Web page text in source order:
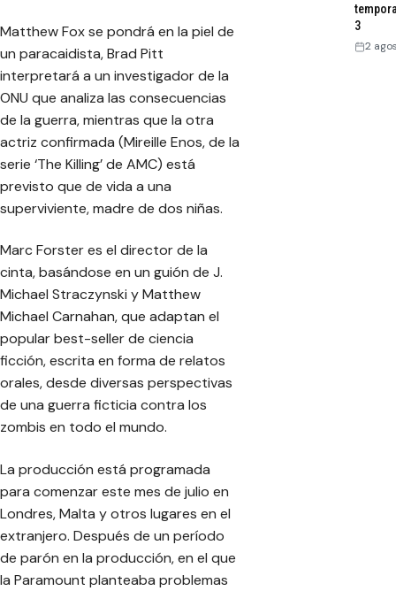
Matthew Fox se pondrá en la piel de
un paracaidista, Brad Pitt
interpretará a un investigador de la
ONU que analiza las consecuencias
de la guerra, mientras que la otra
actriz confirmada (Mireille Enos, de la
serie ‘The Killing’ de AMC) está
previsto que de vida a una
superviviente, madre de dos niñas.
Marc Forster es el director de la
cinta, basándose en un guión de J.
Michael Straczynski y Matthew
Michael Carnahan, que adaptan el
popular best-seller de ciencia
ficción, escrita en forma de relatos
orales, desde diversas perspectivas
de una guerra ficticia contra los
zombis en todo el mundo.
La producción está programada
para comenzar este mes de julio en
Londres, Malta y otros lugares en el
extranjero. Después de un período
de parón en la producción, en el que
la Paramount planteaba problemas
3
2